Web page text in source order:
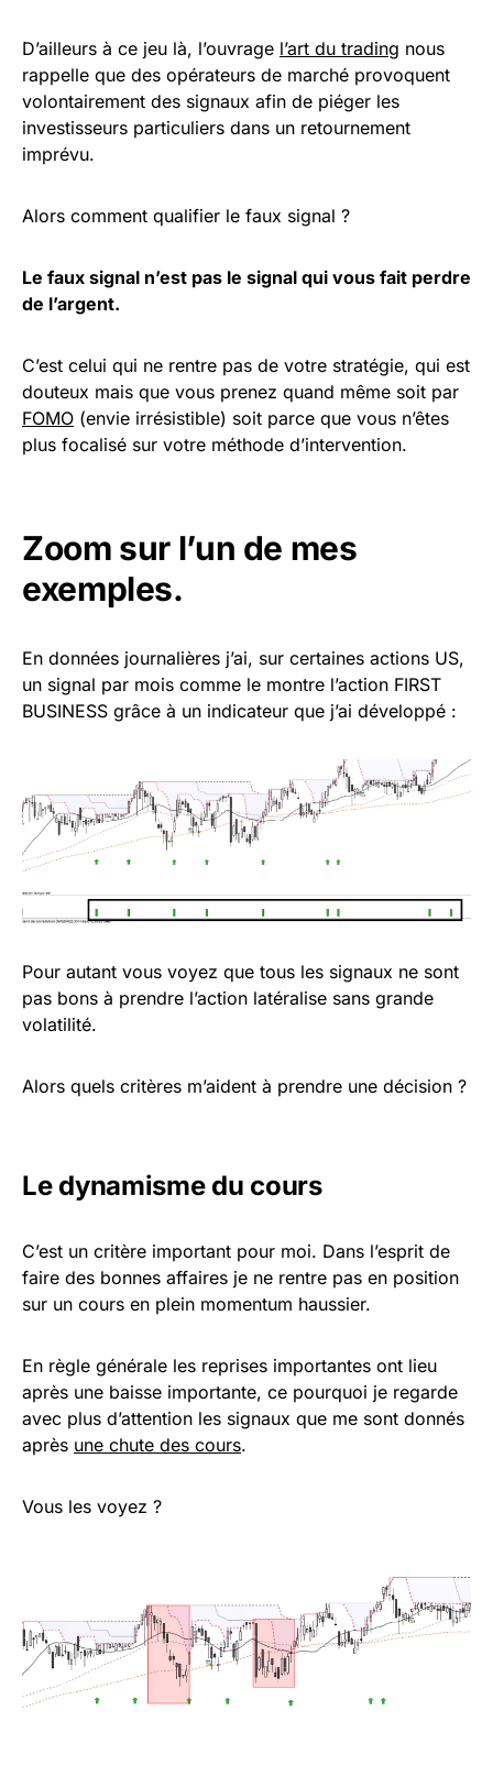
D’ailleurs à ce jeu là, l’ouvrage l’art du trading nous
rappelle que des opérateurs de marché provoquent
volontairement des signaux afin de piéger les
investisseurs particuliers dans un retournement
imprévu.
Alors comment qualifier le faux signal ?
Le faux signal n’est pas le signal qui vous fait perdre
de l’argent.
C’est celui qui ne rentre pas de votre stratégie, qui est
douteux mais que vous prenez quand même soit par
FOMO (envie irrésistible) soit parce que vous n’êtes
plus focalisé sur votre méthode d’intervention.
Zoom sur l’un de mes
exemples.
En données journalières j’ai, sur certaines actions US,
un signal par mois comme le montre l’action FIRST
BUSINESS grâce à un indicateur que j’ai développé :
Pour autant vous voyez que tous les signaux ne sont
pas bons à prendre l’action latéralise sans grande
volatilité.
Alors quels critères m’aident à prendre une décision ?
Le dynamisme du cours
C’est un critère important pour moi. Dans l’esprit de
faire des bonnes affaires je ne rentre pas en position
sur un cours en plein momentum haussier.
En règle générale les reprises importantes ont lieu
après une baisse importante, ce pourquoi je regarde
avec plus d’attention les signaux que me sont donnés
après une chute des cours.
Vous les voyez ?